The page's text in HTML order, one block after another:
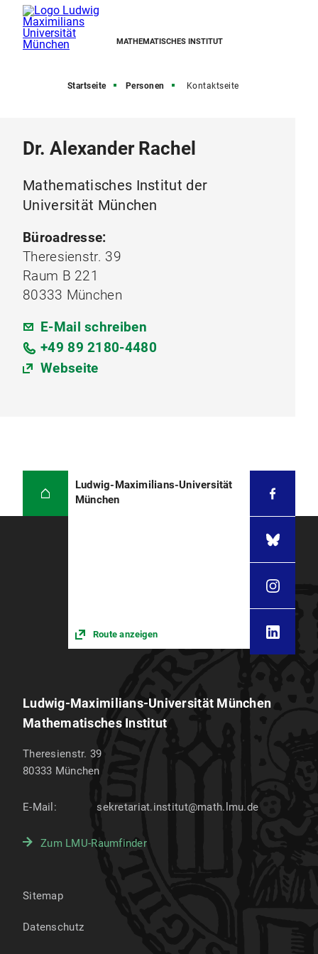
MATHEMATISCHES INSTITUT
Startseite Personen Kontaktseite
Dr. Alexander Rachel
Mathematisches Institut der
Universität München
Büroadresse:
Theresienstr. 39
Raum B 221
80333 München
E-Mail schreiben
+49 89 2180-4480
Webseite
Ludwig-Maximilians-Universität
München
Route anzeigen
Ludwig-Maximilians-Universität München
Mathematisches Institut
Theresienstr. 39
80333 München
E-Mail: sekretariat.institut@math.lmu.de
Zum LMU-Raumfinder
Sitemap
Datenschutz